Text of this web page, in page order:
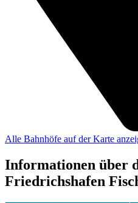
Alle Bahnhöfe auf der Karte
Informationen über
Friedrichshafen